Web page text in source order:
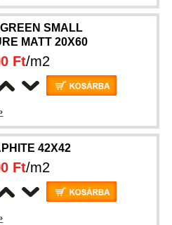
SMALL
MATT 20X60
Ft/m2
42X42
Ft/m2